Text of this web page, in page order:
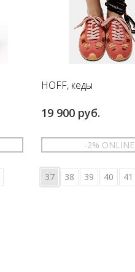
HOFF, кеды
19 900 руб.
-2% ONLINE
37 38 39 40 41